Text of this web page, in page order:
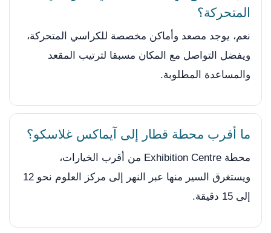
المتحركة؟
نعم، يوجد مصعد وأماكن مخصصة للكراسي المتحركة،
ويفضل التواصل مع المكان مسبقا لترتيب المقعد
والمساعدة المطلوبة.
ما أقرب محطة قطار إلى آيماكس غلاسكو؟
محطة Exhibition Centre من أقرب الخيارات،
ويستغرق السير منها عبر النهر إلى مركز العلوم نحو 12
إلى 15 دقيقة.